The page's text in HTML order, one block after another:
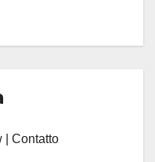
| Contatto